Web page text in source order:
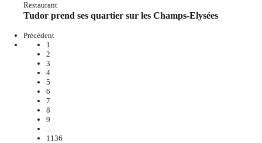
Restaurant
Tudor prend ses quartier sur les Champs-Elysées
Précédent
1
2
3
4
5
6
7
8
9
1136